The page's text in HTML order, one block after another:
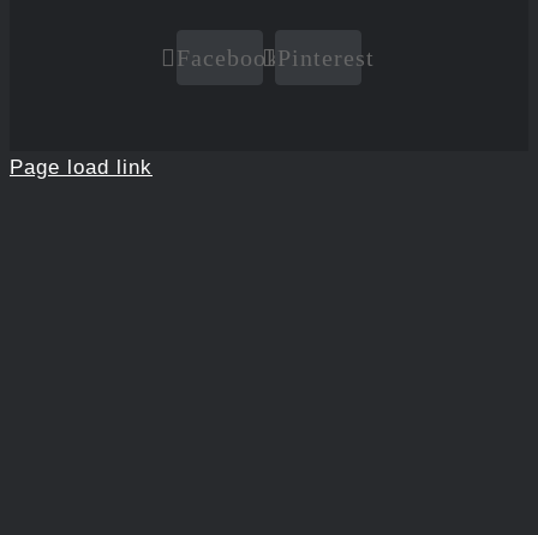
FacebookPinterest
Page load link